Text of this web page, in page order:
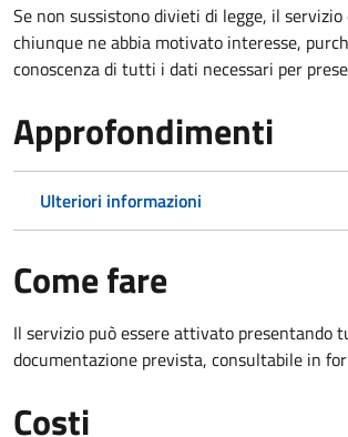
Se non sussistono divieti di legge, il
chiunque ne abbia motivato interesse,
conoscenza di tutti i dati necessari per
Approfondimenti
Ulteriori informazioni
Come fare
Il servizio può essere attivato presentando
documentazione prevista, consultabile in
Costi